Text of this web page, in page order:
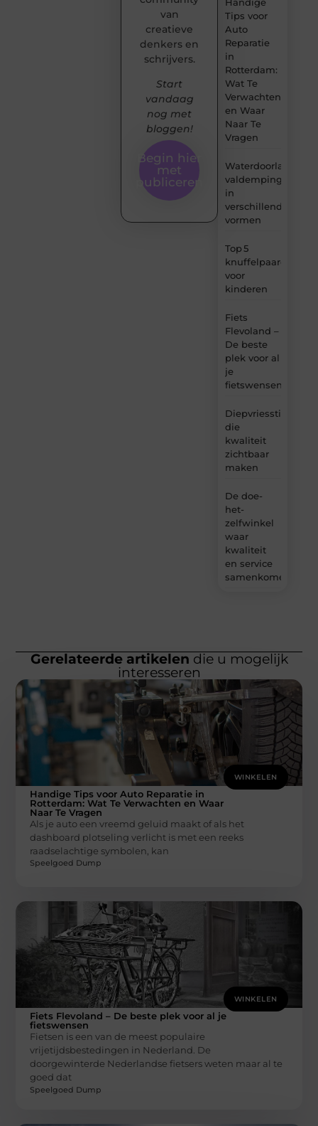
Tips voor
Auto
Reparatie
in
Rotterdam:
Wat Te
Verwachten
en Waar
Naar Te
Vragen
Waterdoorlatende
valdemping
in
verschillende
vormen
Top 5
voor
kinderen
Fiets
Flevoland –
De beste
plek voor al
je
fietswensen
Diepvriesstickers
die
kwaliteit
zichtbaar
maken
De doe-
het-
zelfwinkel
waar
kwaliteit
en service
samenkomen
van
creatieve
denkers en
schrijvers.
Start
vandaag
nog met
bloggen!
Begin hier
met
publiceren
Gerelateerde artikelen die u mogelijk
interesseren
WINKELEN
Handige Tips voor Auto Reparatie in
Rotterdam: Wat Te Verwachten en Waar
Naar Te Vragen
Als je auto een vreemd geluid maakt of als het
dashboard plotseling verlicht is met een reeks
raadselachtige symbolen, kan
Speelgoed Dump
WINKELEN
Fiets Flevoland – De beste plek voor al je
fietswensen
Fietsen is een van de meest populaire
vrijetijdsbestedingen in Nederland. De
doorgewinterde Nederlandse fietsers weten maar al te
goed dat
Speelgoed Dump